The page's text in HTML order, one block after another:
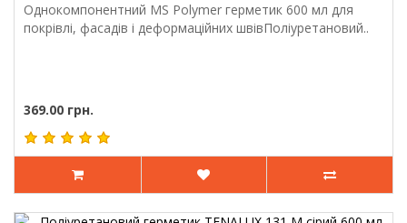
Однокомпонентний MS Polymer герметик 600 мл для
покрівлі, фасадів і деформаційних швівПоліуретановий..
369.00 грн.